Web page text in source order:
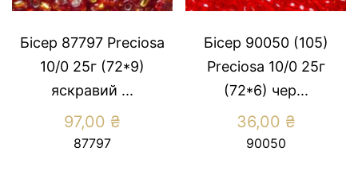
Бісер 87797 Preсiosa
10/0 25г (72*9)
яскравий ...
97,00 ₴
87797
Бісер 90050 (105)
Preсiosa 10/0 25г
(72*6) чер...
36,00 ₴
90050